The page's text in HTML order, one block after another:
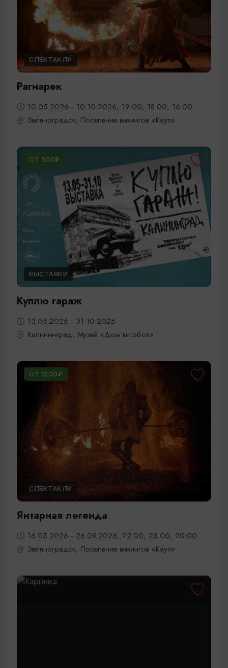
СПЕКТАКЛИ
Рагнарек
10.05.2026 - 10.10.2026, 19:00, 18:00, 16:00
Зеленоградск, Поселение викингов «Кауп»
ОТ 300₽
ВЫСТАВКИ
Куплю гараж
13.05.2026 - 31.10.2026
Калининград, Музей «Дом китобоя»
ОТ 1200₽
СПЕКТАКЛИ
Янтарная легенда
16.05.2026 - 26.09.2026, 22:00, 23:00, 20:00
Зеленоградск, Поселение викингов «Кауп»